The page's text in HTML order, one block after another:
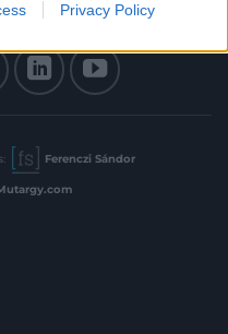
Privacy Policy
ot
Ferenczi Sándor